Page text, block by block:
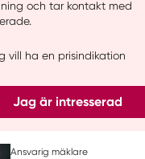
och tar kontakt med
vill ha en prisindikation
Jag är intresserad
Ansvarig mäklare